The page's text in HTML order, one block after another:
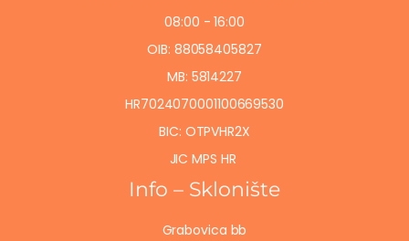
08:00 - 16:00
OIB: 88058405827
MB: 5814227
HR7024070001100669530
BIC: OTPVHR2X
JIC MPS HR
Info – Sklonište
Grabovica bb